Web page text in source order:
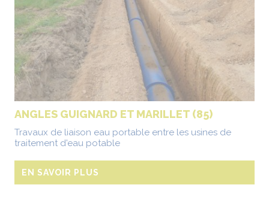
ANGLES GUIGNARD ET MARILLET (85)
Travaux de liaison eau portable entre les usines de
traitement d'eau potable
EN SAVOIR PLUS